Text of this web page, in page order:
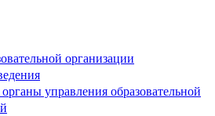
организации
управления образовательной